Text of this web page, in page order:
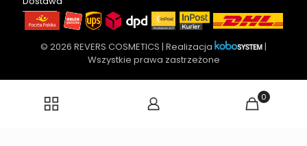
© 2026 REVERS COSMETICS | Realizacja
|
Wszystkie prawa zastrzeżone
0